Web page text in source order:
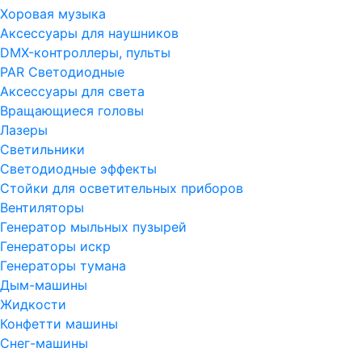
Хоровая музыка
Аксессуары для наушников
DMX-контроллеры, пульты
PAR Светодиодные
Аксессуары для света
Вращающиеся головы
Лазеры
Светильники
Светодиодные эффекты
Стойки для осветительных приборов
Вентиляторы
Генератор мыльных пузырей
Генераторы искр
Генераторы тумана
Дым-машины
Жидкости
Конфетти машины
Снег-машины